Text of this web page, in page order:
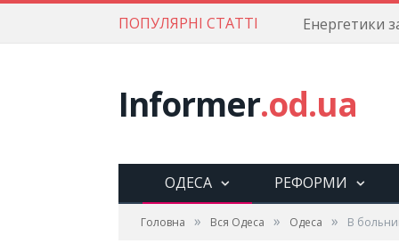
ПОПУЛЯРНІ СТАТТІ
Informer.od.ua
ОДЕСА РЕФОРМИ
Головна » Вся Одеса » Одеса » В